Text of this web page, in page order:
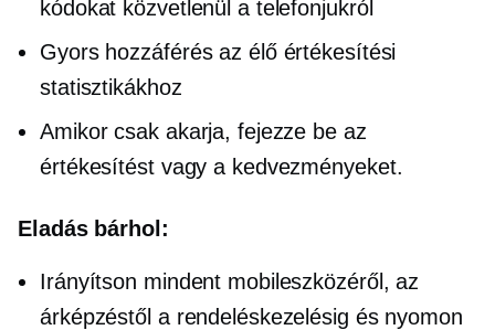
kódokat közvetlenül a telefonjukról
Gyors hozzáférés az élő értékesítési
statisztikákhoz
Amikor csak akarja, fejezze be az
értékesítést vagy a kedvezményeket.
Eladás bárhol:
Irányítson mindent mobileszközéről, az
árképzéstől a rendeléskezelésig és nyomon